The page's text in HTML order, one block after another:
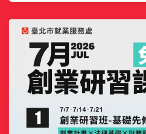
定要換健保，其實不一定！ 暑假
你可以依自身情 ...